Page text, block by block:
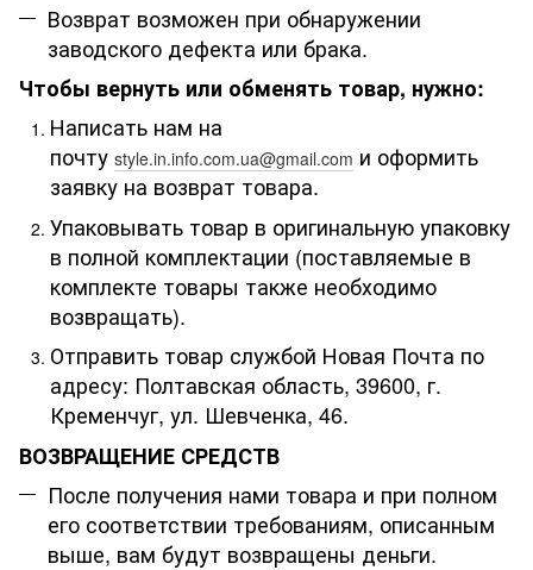
Возврат возможен при обнаружении
заводского дефекта или брака.
Чтобы вернуть или обменять товар, нужно:
Написать нам на
почту style.in.info.com.ua@gmail.com и оформить
заявку на возврат товара.
Упаковывать товар в оригинальную упаковку
в полной комплектации (поставляемые в
комплекте товары также необходимо
возвращать).
Отправить товар службой Новая Почта по
адресу: Полтавская область, 39600, г.
Кременчуг, ул. Шевченка, 46.
ВОЗВРАЩЕНИЕ СРЕДСТВ
После получения нами товара и при полном
его соответствии требованиям, описанным
выше, вам будут возвращены деньги.